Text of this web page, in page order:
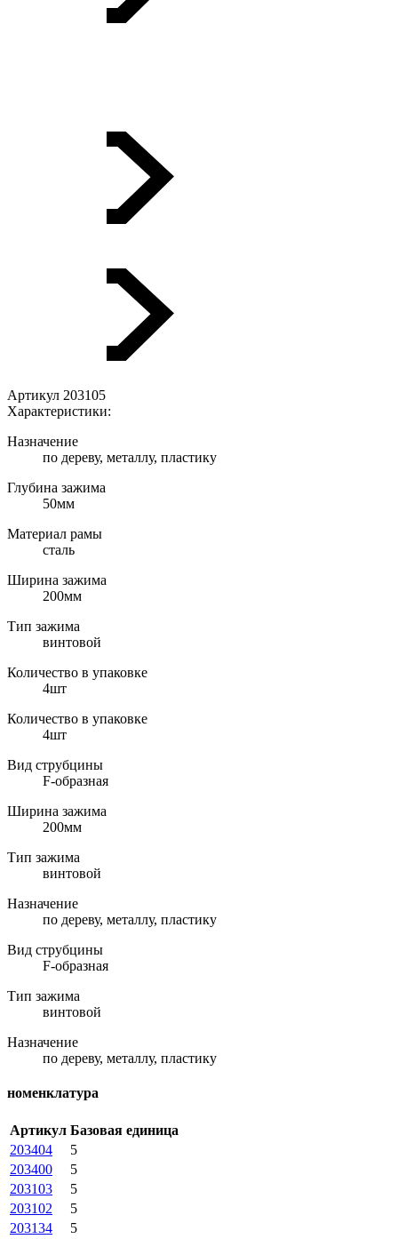
Артикул 203105
Характеристики:
Назначение
по дереву, металлу, пластику
Глубина зажима
50мм
Материал рамы
сталь
Ширина зажима
200мм
Тип зажима
винтовой
Количество в упаковке
4шт
Количество в упаковке
4шт
Вид струбцины
F-образная
Ширина зажима
200мм
Тип зажима
винтовой
Назначение
по дереву, металлу, пластику
Вид струбцины
F-образная
Тип зажима
винтовой
Назначение
по дереву, металлу, пластику
номенклатура
Артикул Базовая единица
203404
5
203400
5
203103
5
203102
5
203134
5